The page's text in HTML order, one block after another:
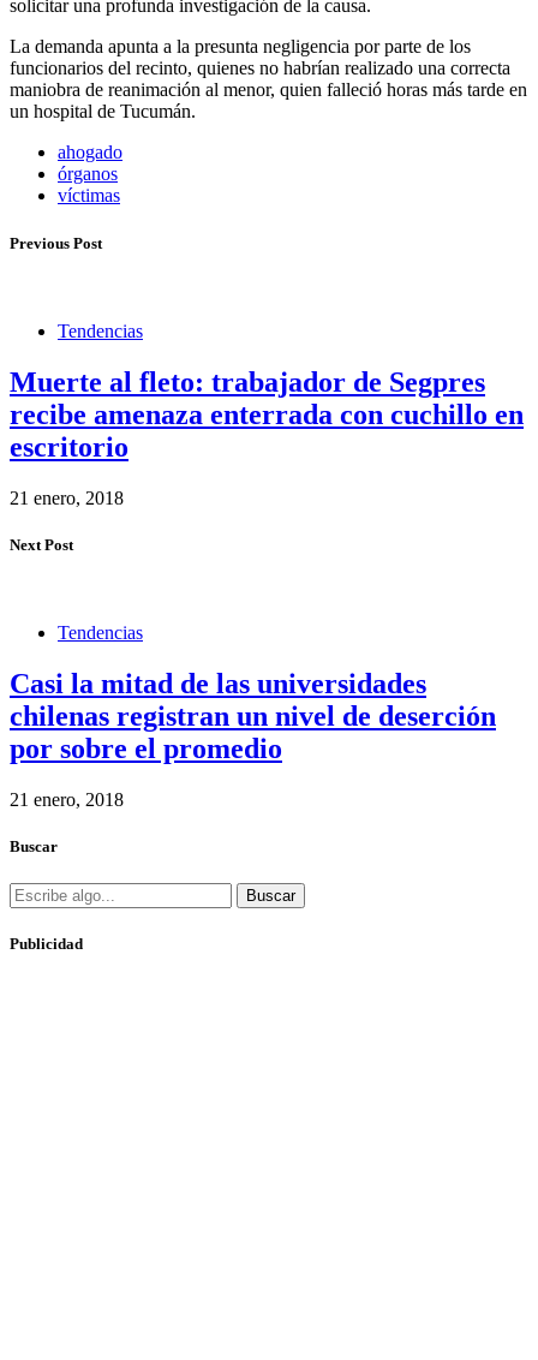
solicitar una profunda investigación de la causa.
La demanda apunta a la presunta negligencia por parte de los
funcionarios del recinto, quienes no habrían realizado una correcta
maniobra de reanimación al menor, quien falleció horas más tarde en
un hospital de Tucumán.
ahogado
órganos
víctimas
Previous Post
Tendencias
Muerte al fleto: trabajador de Segpres
recibe amenaza enterrada con cuchillo en
escritorio
21 enero, 2018
Next Post
Tendencias
Casi la mitad de las universidades
chilenas registran un nivel de deserción
por sobre el promedio
21 enero, 2018
Buscar
Buscar
Publicidad